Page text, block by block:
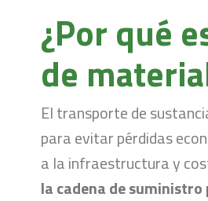
¿Por qué
de
El transporte de
para evitar pérdidas
a la infraestructura y
la cadena de